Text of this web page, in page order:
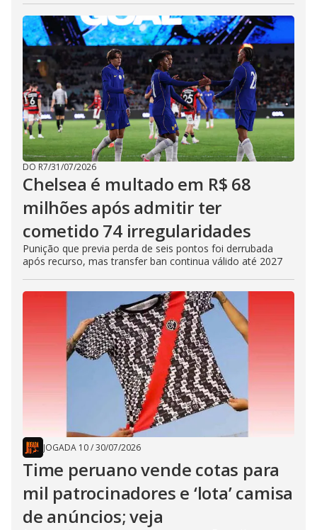
DO R7/31/07/2026
Chelsea é multado em R$ 68
milhões após admitir ter
cometido 74 irregularidades
Punição que previa perda de seis pontos foi derrubada
após recurso, mas transfer ban continua válido até 2027
JOGADA 10/30/07/2026
Time peruano vende cotas para
mil patrocinadores e ‘lota’ camisa
de anúncios; veja